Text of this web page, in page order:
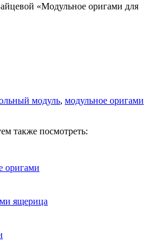
«Модульное оригами для
модуль, модульное оригами
также посмотреть:
оригами
ящерица